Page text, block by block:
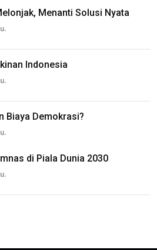
Menanti Solusi Nyata
Indonesia
Biaya Demokrasi?
di Piala Dunia 2030